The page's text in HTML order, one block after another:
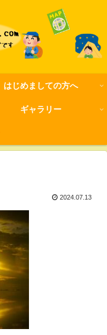
はじめましての方へ
ギャラリー
2024.07.13